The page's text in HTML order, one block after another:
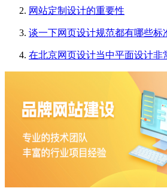
网站定制设计的重要性
谈一下网页设计规范都有哪些标
在北京网页设计当中平面设计非